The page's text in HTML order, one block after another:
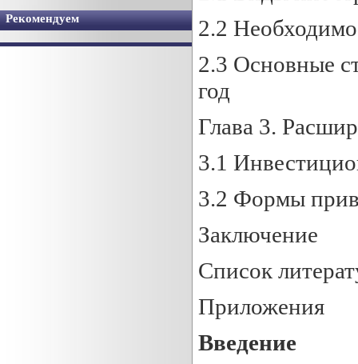
Рекомендуем
2.2
2.3 Основные
год
Глава 3.
3.1
3.2 Формы
Заключение
Список
Приложения
Введение